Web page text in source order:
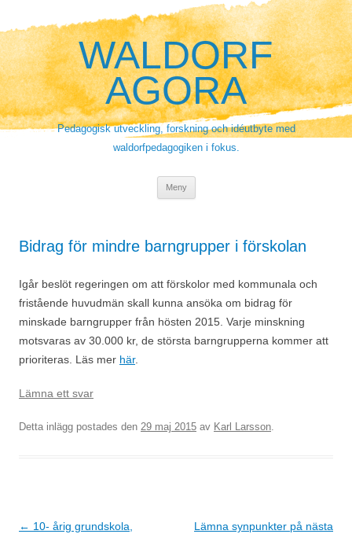
innehåll
WALDORF
AGORA
Pedagogisk utveckling, forskning och idéutbyte med
waldorfpedagogiken i fokus.
Meny
Bidrag för mindre barngrupper i förskolan
Igår beslöt regeringen om att förskolor med kommunala och
fristående huvudmän skall kunna ansöka om bidrag för
minskade barngrupper från hösten 2015. Varje minskning
motsvaras av 30.000 kr, de största barngrupperna kommer att
prioriteras. Läs mer här.
Lämna ett svar
Detta inlägg postades den 29 maj 2015 av Karl Larsson.
Inläggsnavigering
← 10- årig grundskola,
Lämna synpunkter på nästa